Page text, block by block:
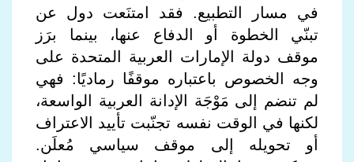
في مسار التطبيع. فقد امتنَعت دول عن
تبنّي الخطوة أو الدفاع عنها، بينما برَز
موقف دولة الإمارات العربية المتحدة على
وجه الخصوص باعتباره موقفًا رماديًا: فهي
لم تنضم إلى مَوْجَة الإدانة العربية الواسعة،
لكنها في الوقت نفسه تجنّبت تأييد الاعتراف
أو تحويله إلى موقف سياسي مُعلَن.